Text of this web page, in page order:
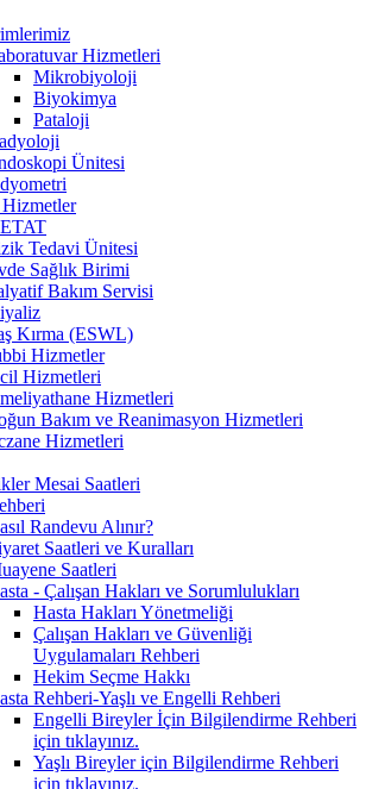
Hizmetleri
Mikrobiyoloji
Biyokimya
Pataloji
Ünitesi
Tedavi Ünitesi
Sağlık Birimi
Bakım Servisi
Kırma (ESWL)
Hizmetler
Hizmetleri
Hizmetleri
Bakım ve Reanimasyon Hizmetleri
Hizmetleri
Mesai Saatleri
Randevu Alınır?
Saatleri ve Kuralları
Saatleri
- Çalışan Hakları ve Sorumlulukları
Hasta Hakları Yönetmeliği
Çalışan Hakları ve Güvenliği
Uygulamaları Rehberi
Hekim Seçme Hakkı
Rehberi-Yaşlı ve Engelli Rehberi
Engelli Bireyler İçin Bilgilendirme Rehberi
için tıklayınız.
Yaşlı Bireyler için Bilgilendirme Rehberi
için tıklayınız.